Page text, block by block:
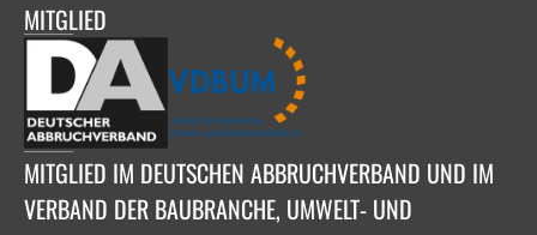
MITGLIED
MITGLIED IM DEUTSCHEN ABBRUCHVERBAND UND IM
VERBAND DER BAUBRANCHE, UMWELT- UND